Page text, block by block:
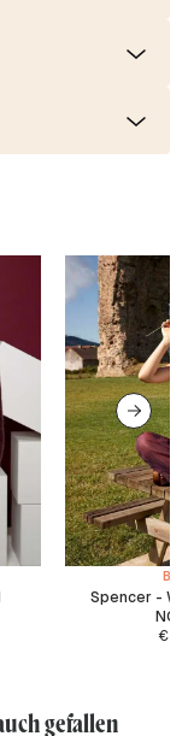
Spencer -
€
gefallen